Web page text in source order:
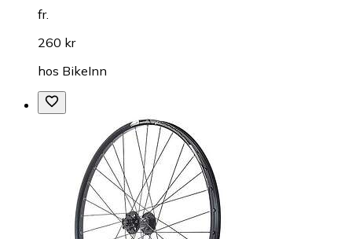
fr.
260 kr
hos BikeInn